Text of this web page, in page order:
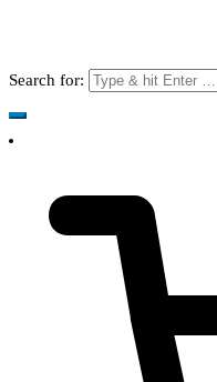
Search for: